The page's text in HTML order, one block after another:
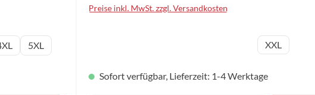
5XL
Preise inkl. MwSt. zzgl. Versandkosten
auswählenXXL
Sofort verfügbar, Lieferzeit: 1-4 Werktage